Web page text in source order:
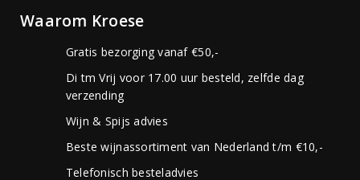
Waarom Kroese
Gratis bezorging vanaf €50,-
Di tm Vrij voor 17.00 uur besteld, zelfde dag
verzending
Wijn & Spijs advies
Beste wijnassortiment van Nederland t/m €10,-
Telefonisch besteladvies